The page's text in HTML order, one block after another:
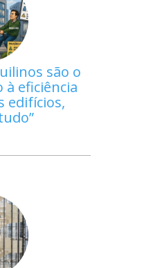
são o
eficiência
edifícios,